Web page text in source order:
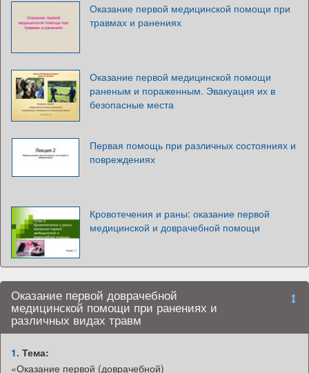
Оказание первой медицинской помощи при
травмах и ранениях
Оказание первой медицинской помощи
раненым и пораженным. Эвакуация их в
безопасные места
Первая помощь при различных состояниях и
повреждениях
Кровотечения и раны: оказание первой
медицинской и доврачебной помощи
Оказание первой доврачебной
медицинской помощи при ранениях и
различных видах травм
1. Тема:
«Оказание первой (доврачебной)